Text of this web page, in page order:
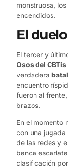
monstruosa,
encendidos.
El
El tercer y
Osos del CBTis
verdadera
encuentro
fueron al
brazos.
En el momento
con una
de las redes y el
banca
clasificación